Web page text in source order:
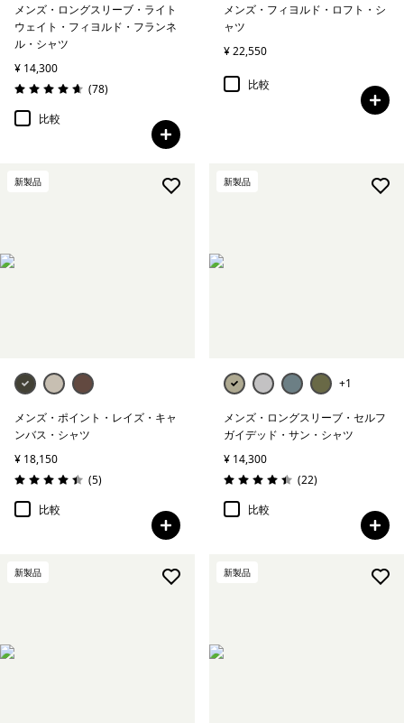
メンズ・ロングスリーブ・ライト
ウェイト・フィヨルド・フランネ
ル・シャツ
¥ 14,300
評価: 4.7 / 5
(78レビュー
)
比較
メンズ・フィヨルド・ロフト・シ
ャツ
¥ 22,550
比較
新製品
メンズ・ポイント・レイズ・キャ
ンバス・シャツ
¥ 18,150
評価: 4.4 / 5
(5レビュー
)
比較
新製品
+1
メンズ・ロングスリーブ・セルフ
ガイデッド・サン・シャツ
¥ 14,300
評価: 4.5 / 5
(22レビュー
)
比較
新製品 新製品